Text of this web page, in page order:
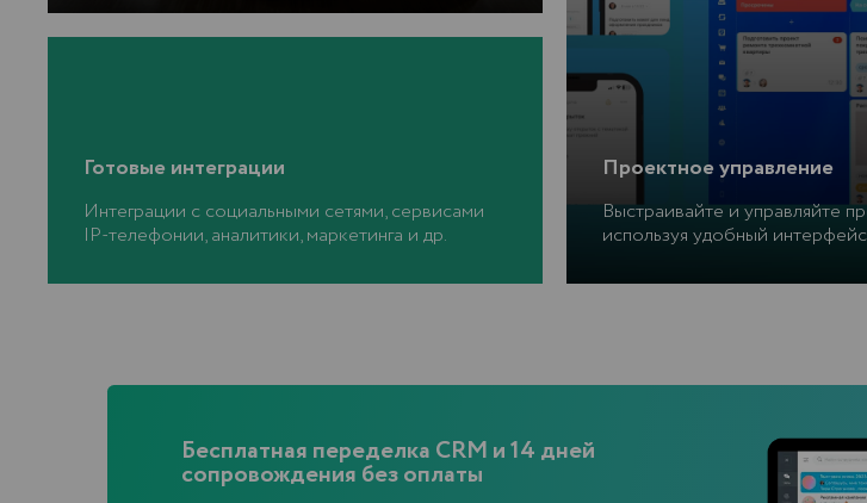
Готовые интеграции
Интеграции с социальными сетями, сервисами
IP-телефонии, аналитики, маркетинга и др.
Проектное управление
Выстраивайте и управляйте
используя удобный интерфейс
сопровождения без оплаты
Намдоверяют
Клиенты iCORP — компания по разработке,